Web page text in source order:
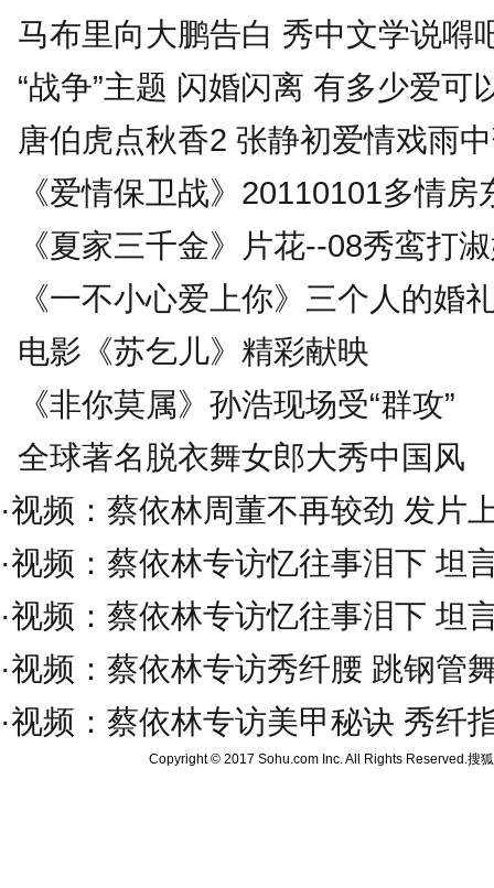
马布里向大鹏告白 秀中文学说嘚
“战争”主题 闪婚闪离 有多少爱可
唐伯虎点秋香2 张静初爱情戏雨
《爱情保卫战》20110101多情房
《夏家三千金》片花--08秀鸾打
《一不小心爱上你》三个人的婚
电影《苏乞儿》精彩献映
《非你莫属》孙浩现场受“群攻”
全球著名脱衣舞女郎大秀中国风
·视频：蔡依林周董不再较劲 发片
·视频：蔡依林专访忆往事泪下 坦
·视频：蔡依林专访忆往事泪下 坦
·视频：蔡依林专访秀纤腰 跳钢管
·视频：蔡依林专访美甲秘诀 秀纤
Copyright © 2017 Sohu.com Inc. All Rights Reserved.搜